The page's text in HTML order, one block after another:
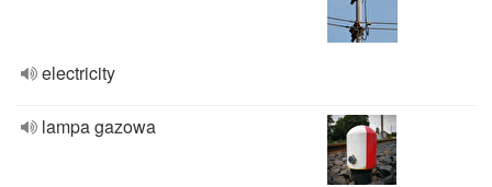
electricity
lampa gazowa